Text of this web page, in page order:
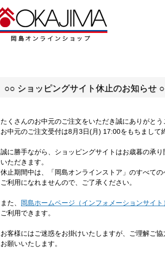
○○ ショッピングサイト休止のお知らせ
たくさんのお中元のご注文をいただき誠にありがとう
お中元のご注文受付は8月3日(月) 17:00をもちまして
誠に勝手ながら、ショッピングサイトはお歳暮の承
いただきます。
休止期間中は、「岡島オンラインストア」のすべての
ご利用になれませんので、ご了承ください。
また、 岡島ホームページ（インフォメーションサイト
ご利用できます。
お客様にはご迷惑をお掛けいたしますが、ご理解ご協
お願いいたします。